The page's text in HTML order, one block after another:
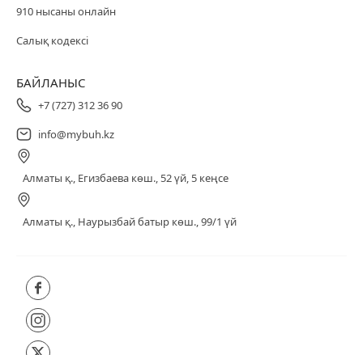
910 нысаны онлайн
Салық кодексі
БАЙЛАНЫС
+7 (727) 312 36 90
info@mybuh.kz
Алматы қ., Егизбаева көш., 52 үй, 5 кеңсе
Алматы қ., Наурызбай батыр көш., 99/1 үй